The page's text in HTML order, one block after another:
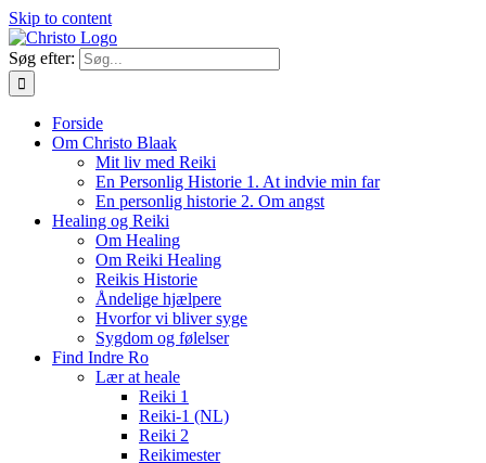
Skip to content
Søg efter:
Forside
Om Christo Blaak
Mit liv med Reiki
En Personlig Historie 1. At indvie min far
En personlig historie 2. Om angst
Healing og Reiki
Om Healing
Om Reiki Healing
Reikis Historie
Åndelige hjælpere
Hvorfor vi bliver syge
Sygdom og følelser
Find Indre Ro
Lær at heale
Reiki 1
Reiki-1 (NL)
Reiki 2
Reikimester